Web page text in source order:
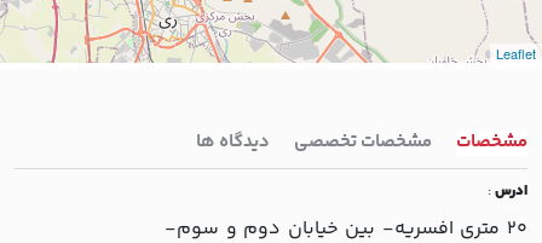
Leaflet
مشخصات مشخصات تخصصی دیدگاه ها
ادرس:
20 متري افسريه- بين خيابان دوم و سوم-